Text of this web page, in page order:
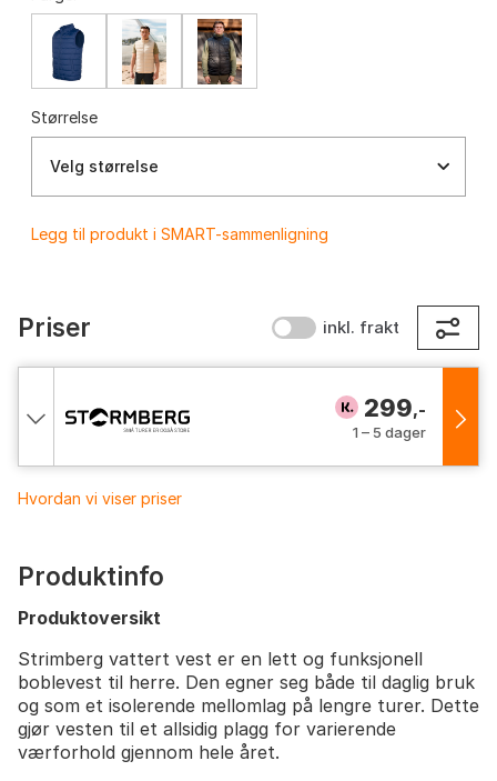
Størrelse
Velg størrelse
Legg til produkt i SMART-sammenligning
Priser inkl. frakt
299,-
1 – 5 dager
Hvordan vi viser priser
Produktinfo
Produktoversikt
Strimberg vattert vest er en lett og funksjonell
boblevest til herre. Den egner seg både til daglig bruk
og som et isolerende mellomlag på lengre turer. Dette
gjør vesten til et allsidig plagg for varierende
værforhold gjennom hele året.